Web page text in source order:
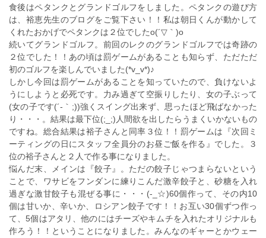
食後はペタンクとグランドゴルフをしました。ペタンクの遊び方
は、裕恵先生のブログをご覧下さい！！私は朝日くんが動かして
くれたおかげでペタンクは２位でしたo(´▽｀)o
続いてグランドゴルフ。前回のレクのグランドゴルフでは奇跡の
２位でした！！あの頃は罰ゲームがあることも知らず、ただただ
初のゴルフを楽しんでいました(*v_v*)♪
しかし今回は罰ゲームがあることを知っていたので、負けないよ
うにしようと必死です。力み過ぎて空振りしたり、女の子ぶって
(女の子です(´‐｀;))強くスイング出来ず、思ったほど飛ばなかった
り・・・。結果は最下位(;_;)人間欲を出したらうまくいかないもの
ですね。総合結果は裕子さんと同率３位！！罰ゲームは『次回ミ
ーティングの日にスタッフ全員分のお昼ご飯を作る』でした。３
位の裕子さんと２人で作る事になりました。
悩んだ末、メインは『餃子』。ただの餃子じゃつまらないという
ことで、ワサビをフンダンに練りこんだ激辛餃子と、砂糖を入れ
過ぎな激甘餃子も混ぜる事に・・・(-_☆)60個作って、その内10
個は甘いか、辛いか、ロシアン餃子です！！お互い30個ずつ作っ
て、5個はアタリ、他のにはチーズやキムチを入れたオリジナルも
作ろう！！ということになりました。みんなのギャーとかウェー